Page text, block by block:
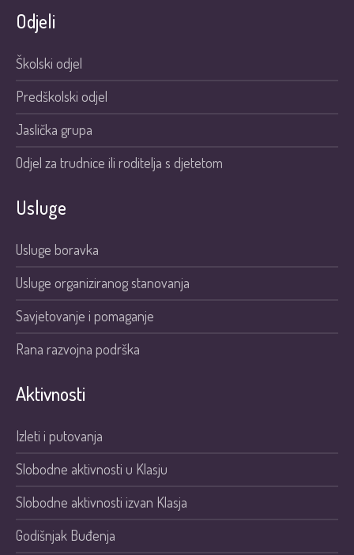
Odjeli
Školski odjel
Predškolski odjel
Jaslička grupa
Odjel za trudnice ili roditelja s djetetom
Usluge
Usluge boravka
Usluge organiziranog stanovanja
Savjetovanje i pomaganje
Rana razvojna podrška
Aktivnosti
Izleti i putovanja
Slobodne aktivnosti u Klasju
Slobodne aktivnosti izvan Klasja
Godišnjak Buđenja